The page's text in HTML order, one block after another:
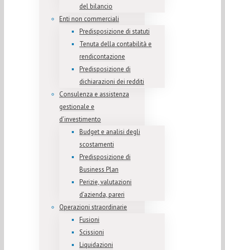
del bilancio
Enti non commerciali
Predisposizione di statuti
Tenuta della contabilità e
rendicontazione
Predisposizione di
dichiarazioni dei redditi
Consulenza e assistenza
gestionale e
d’investimento
Budget e analisi degli
scostamenti
Predisposizione di
Business Plan
Perizie, valutazioni
d’azienda, pareri
Operazioni straordinarie
Fusioni
Scissioni
Liquidazioni